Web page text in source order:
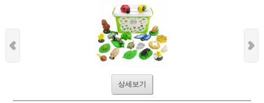
상세보기